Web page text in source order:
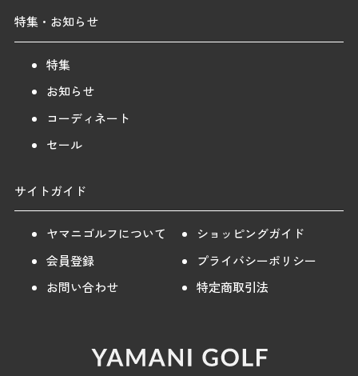
特集・お知らせ
特集
お知らせ
コーディネート
セール
サイトガイド
ヤマニゴルフについて
ショッピングガイド
会員登録
プライバシーポリシー
お問い合わせ
特定商取引法